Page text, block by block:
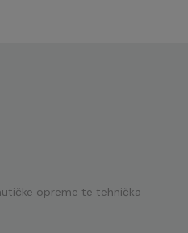
opreme te tehnička